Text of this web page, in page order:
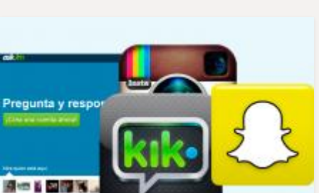
l
a
u